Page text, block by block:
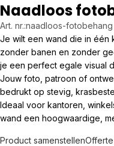
Naadloos
Art. nr.:naadloos-fotobehang
Je wilt een wand die in één
zonder banen en zonder
je een perfect egale visual
Jouw foto, patroon of
bedrukt op stevig,
Ideaal voor kantoren,
wand een hoogwaardige,
Product samenstellen